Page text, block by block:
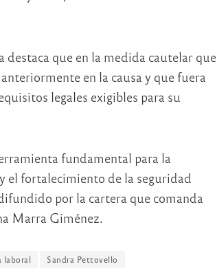
destaca que en la medida cautelar que
en la causa y que fuera
legales exigibles para su
fundamental para la
el fortalecimiento de la seguridad
por la cartera que comanda
Marra Giménez.
laboral Sandra Pettovello